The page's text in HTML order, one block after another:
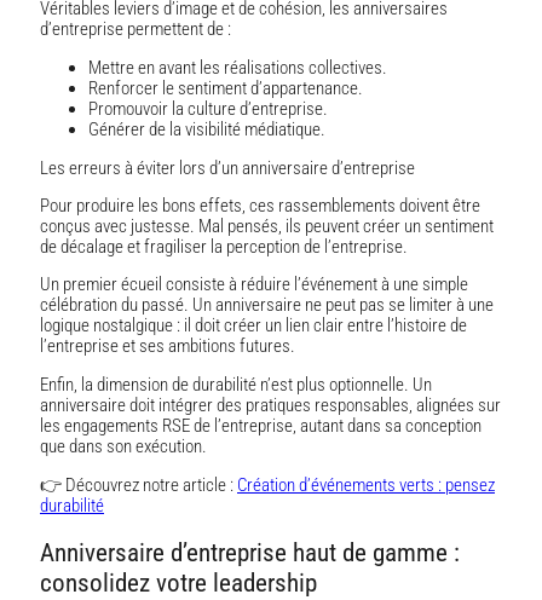
Véritables leviers d’image et de cohésion, les anniversaires
d’entreprise permettent de :
Mettre en avant les réalisations collectives.
Renforcer le sentiment d’appartenance.
Promouvoir la culture d’entreprise.
Générer de la visibilité médiatique.
Les erreurs à éviter lors d’un anniversaire d’entreprise
Pour produire les bons effets, ces rassemblements doivent être
conçus avec justesse. Mal pensés, ils peuvent créer un sentiment
de décalage et fragiliser la perception de l’entreprise.
Un premier écueil consiste à réduire l’événement à une simple
célébration du passé. Un anniversaire ne peut pas se limiter à une
logique nostalgique : il doit créer un lien clair entre l’histoire de
l’entreprise et ses ambitions futures.
Enfin, la dimension de durabilité n’est plus optionnelle. Un
anniversaire doit intégrer des pratiques responsables, alignées sur
les engagements RSE de l’entreprise, autant dans sa conception
que dans son exécution.
👉 Découvrez notre article : Création d’événements verts : pensez
durabilité
Anniversaire d’entreprise haut de gamme :
consolidez votre leadership